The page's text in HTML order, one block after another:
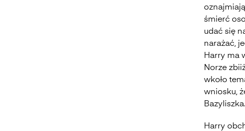
śmierć
udać się
narażać,
Harry ma
Norze
wkoło
wniosku,
Bazyliszka.
Harry